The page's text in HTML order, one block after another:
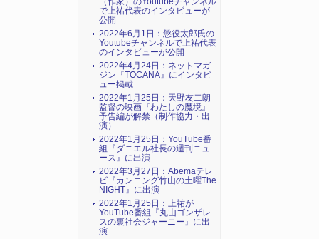
で上祐代表のインタビューが
公開
2022年6月1日：懲役太郎氏の
Youtubeチャンネルで上祐代表
のインタビューが公開
2022年4月24日：ネットマガ
ジン『TOCANA』にインタビ
ュー掲載
2022年1月25日：天野友二朗
監督の映画『わたしの魔境』
予告編が解禁（制作協力・出
演）
2022年1月25日：YouTube番
組『ダニエル社長の週刊ニュ
ース』に出演
2022年3月27日：Abemaテレ
ビ『カンニング竹山の土曜The
NIGHT』に出演
2022年1月25日：上祐が
YouTube番組『丸山ゴンザレ
スの裏社会ジャーニー』に出
演